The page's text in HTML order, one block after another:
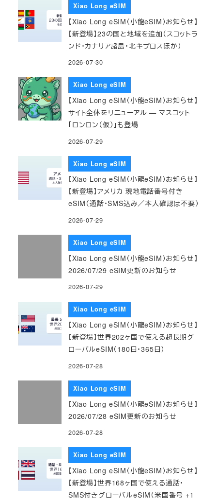
Xiao Long eSIM
【Xiao Long eSIM（小龍eSIM）お知らせ】
【新登場】23の国と地域を追加（スコットラ
ンド・カナリア諸島・北キプロスほか）
2026-07-30
Xiao Long eSIM
【Xiao Long eSIM（小龍eSIM）お知らせ】
サイト全体をリニューアル — マスコット
「ロンロン（仮）」も登場
2026-07-29
Xiao Long eSIM
【Xiao Long eSIM（小龍eSIM）お知らせ】
【新登場】アメリカ 現地電話番号付き
eSIM（通話・SMS込み／本人確認は不要）
2026-07-29
Xiao Long eSIM
【Xiao Long eSIM（小龍eSIM）お知らせ】
2026/07/29 eSIM更新のお知らせ
2026-07-29
Xiao Long eSIM
【Xiao Long eSIM（小龍eSIM）お知らせ】
【新登場】世界202ヶ国で使える超長期グ
ローバルeSIM（180日・365日）
2026-07-28
Xiao Long eSIM
【Xiao Long eSIM（小龍eSIM）お知らせ】
2026/07/28 eSIM更新のお知らせ
2026-07-28
Xiao Long eSIM
【Xiao Long eSIM（小龍eSIM）お知らせ】
【新登場】世界168ヶ国で使える通話・
SMS付きグローバルeSIM（米国番号 +1